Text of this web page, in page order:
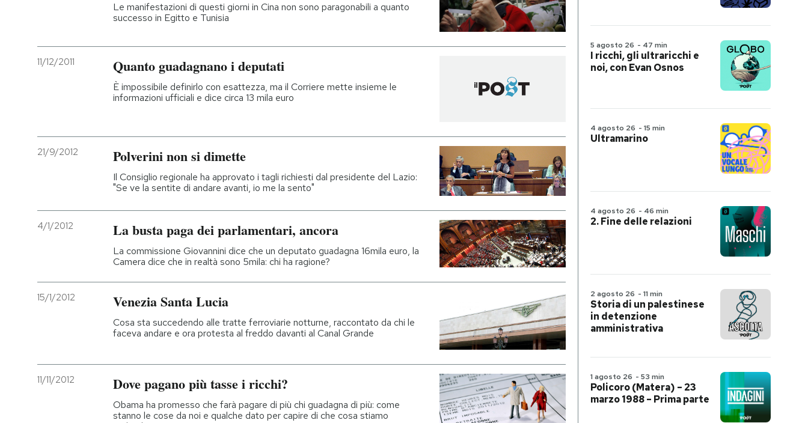
Le manifestazioni di questi giorni in Cina non sono paragonabili a quanto
successo in Egitto e Tunisia
11/12/2011 Quanto guadagnano i deputati
È impossibile definirlo con esattezza, ma il Corriere mette insieme le
informazioni ufficiali e dice circa 13 mila euro
21/9/2012 Polverini non si dimette
Il Consiglio regionale ha approvato i tagli richiesti dal presidente del Lazio:
"Se ve la sentite di andare avanti, io me la sento"
4/1/2012 La busta paga dei parlamentari, ancora
La commissione Giovannini dice che un deputato guadagna 16mila euro, la
Camera dice che in realtà sono 5mila: chi ha ragione?
15/1/2012 Venezia Santa Lucia
Cosa sta succedendo alle tratte ferroviarie notturne, raccontato da chi le
faceva andare e ora protesta al freddo davanti al Canal Grande
11/11/2012 Dove pagano più tasse i ricchi?
Obama ha promesso che farà pagare di più chi guadagna di più: come
stanno le cose da noi e qualche dato per capire di che cosa stiamo
5 agosto 26 - 47 min
I ricchi, gli ultraricchi e
noi, con Evan Osnos
4 agosto 26 - 15 min
Ultramarino
4 agosto 26 - 46 min
2. Fine delle relazioni
2 agosto 26 - 11 min
Storia di un palestinese
in detenzione
amministrativa
1 agosto 26 - 53 min
Policoro (Matera) – 23
marzo 1988 – Prima parte